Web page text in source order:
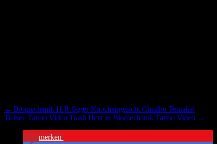
← Biomechanik H.R.Giger Knochengesicht Chtulhu Tentakel
Tiefsee Tattoo Video Trash Herz in Biomechanik Tattoo Video →
merken